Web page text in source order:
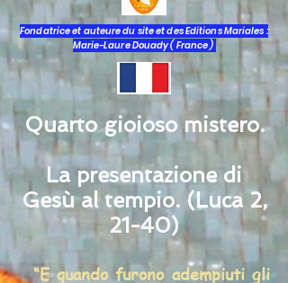
Fondatrice et auteure du site et des Editions Mariales :
Marie-Laure Douady ( France )
Quarto gioioso mistero.
La presentazione di
Gesù al tempio. (Luca 2,
21-40)
“E quando furono adempiuti gli